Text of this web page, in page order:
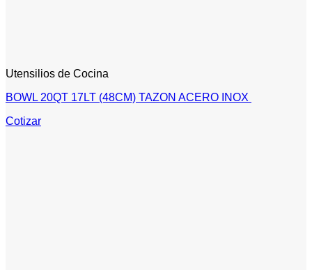
Utensilios de Cocina
BOWL 20QT 17LT (48CM) TAZON ACERO INOX
Cotizar